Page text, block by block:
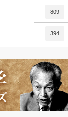
809
394